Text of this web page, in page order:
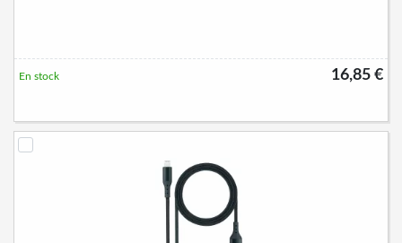
16,85 €
En stock